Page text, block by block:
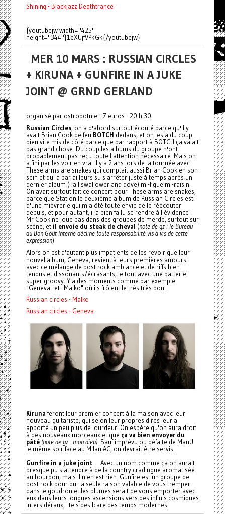
Shining - Blackjazz Deathtrance
{youtubejw width="425"
height="344"}1eXUjfVPkGk{/youtubejw}
MER 10 MARS : RUSSIAN CIRCLES
+ KIRUNA + GUNFIRE IN A JUKE
JOINT @ GRND GERLAND
organisé par ostrobotnie - 7 euros - 20 h 30
Russian Circles, on a d'abord surtout écouté parce qu'il y
avait Brian Cook de feu BOTCH dedans, et on les a du coup
bien vite mis de côté parce que par rapport à BOTCH ça valait
pas grand chose. Du coup les albums du groupe n'ont
probablement pas reçu toute l'attention nécessaire. Mais on
a fini par les voir en vrai il y a 2 ans lors de la tournée avec
These arms are snakes qui comptait aussi Brian Cook en son
sein et qui a par ailleurs su s'arrêter juste à temps après un
dernier album (Tail swallower and dove) mi-figue mi-raisin.
On avait surtout fait ce concert pour These arms are snakes,
parce que Station le deuxième album de Russian Circles est
d'une mièvrerie qui m'a ôté toute envie de le réécouter
depuis, et pour autant, il a bien fallu se rendre à l'évidence :
Mr Cook ne joue pas dans des groupes de merde, surtout sur
scène, etil envoie du steak de cheval (note de gz : le Bureau
du Bon Goût Interne décline toute responsabilité vis à vis de cette
expression).
Alors on est d'autant plus impatients de les revoir que leur
nouvel album, Geneva, revient à leurs premières amours
avec ce mélange de post rock ambiancé et de riffs bien
tendus et dissonants/écrasants, le tout avec une batterie
super groovy. Y a des moments comme par exemple
"Geneva" et "Malko" où ils frôlent le très très bon.
Russian circles - Malko
Russian circles - Geneva
Kiruna feront leur premier concert à la maison avec leur
nouveau guitariste, qui selon leur propres dires leur a
apporté un peu plus de lourdeur. On espère qu'on aura droit
à des nouveaux morceaux et que ça va bien envoyer du
pâté (note de gz : mon dieu). Sauf imprévu ou défaite de ManU
le même soir face au Milan AC, on devrait être servis.
Gunfire in a juke joint - Avec un nom comme ça on aurait
presque pu s'attendre à de la country cradingue aromatisée
au bourbon, mais il n'en est rien. Gunfire est un groupe de
post rock pour qui la seule raison valable de vous tremper
dans le goudron et les plumes serait de vous emporter avec
eux dans leurs longues ascensions vers des infinis cosmiques
intersidéraux, tels des Icare des temps modernes.